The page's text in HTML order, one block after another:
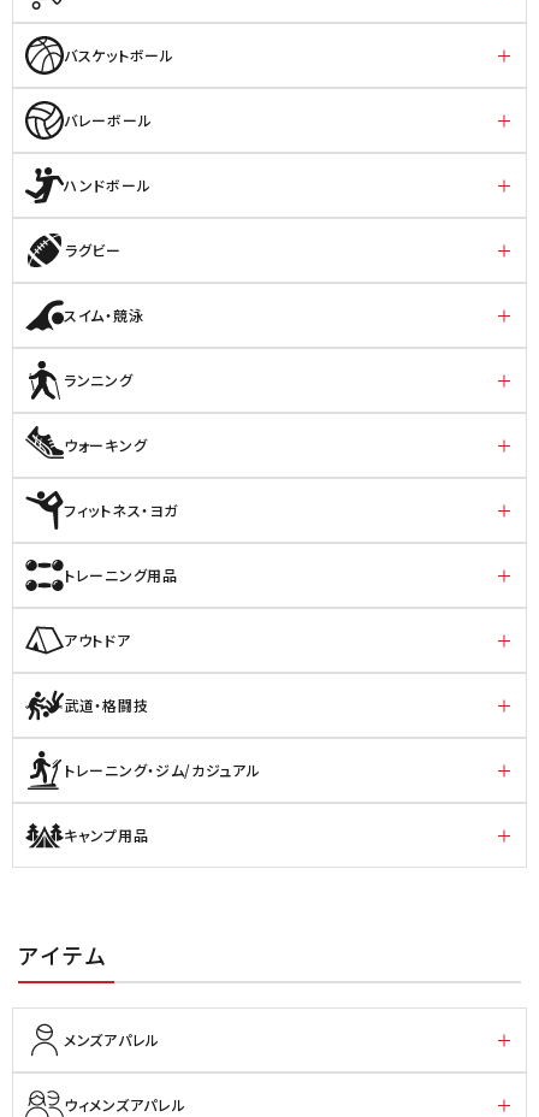
バスケットボール
バレーボール
ハンドボール
ラグビー
スイム・競泳
ランニング
ウォーキング
フィットネス・ヨガ
トレーニング用品
アウトドア
武道・格闘技
トレーニング・ジム/カジュアル
キャンプ用品
アイテム
メンズアパレル
ウィメンズアパレル